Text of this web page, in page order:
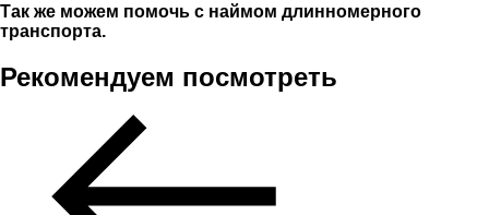
Так же можем помочь с наймом длинномерного
транспорта.
Рекомендуем посмотреть